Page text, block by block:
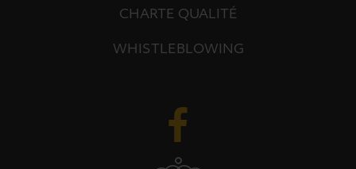
CHARTE QUALITÉ
WHISTLEBLOWING